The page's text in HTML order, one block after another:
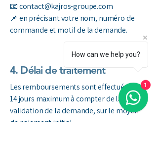
📧 contact@kajros-groupe.com
📌 en précisant votre nom, numéro de
commande et motif de la demande.
4. Délai de traitement
Les remboursements sont effectués sous
14 jours maximum à compter de la
validation de la demande, sur le moyen
de paiement initial.
How can we help you?
1